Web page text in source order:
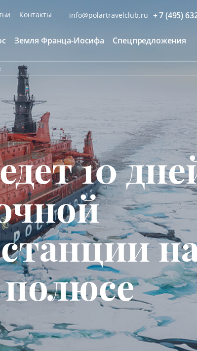
Контакты info@polartravelclub.ru + 7 (495)
Земля Франца-Иосифа Спецпредложения
10